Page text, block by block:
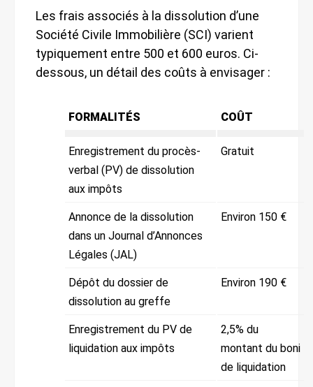
Les frais associés à la dissolution d’une
Société Civile Immobilière (SCI) varient
typiquement entre 500 et 600 euros. Ci-
dessous, un détail des coûts à envisager :
FORMALITÉS COÛT
Enregistrement du procès-
verbal (PV) de dissolution
aux impôts
Gratuit
Annonce de la dissolution
dans un Journal d’Annonces
Légales (JAL)
Environ 150 €
Dépôt du dossier de
dissolution au greffe
Environ 190 €
Enregistrement du PV de
liquidation aux impôts
2,5% du
montant du boni
de liquidation